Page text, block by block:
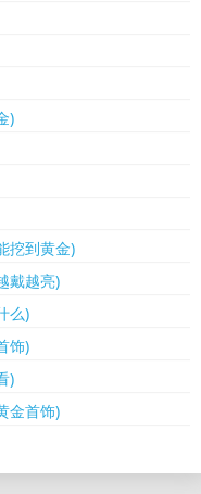
)
挖到黄金)
戴越亮)
么)
饰)
)
金首饰)